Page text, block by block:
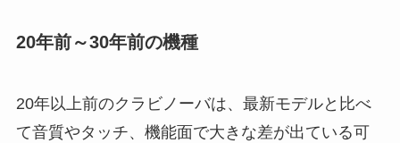
20年前～30年前の機種
20年以上前のクラビノーバは、最新モデルと比べ
て音質やタッチ、機能面で大きな差が出ている可